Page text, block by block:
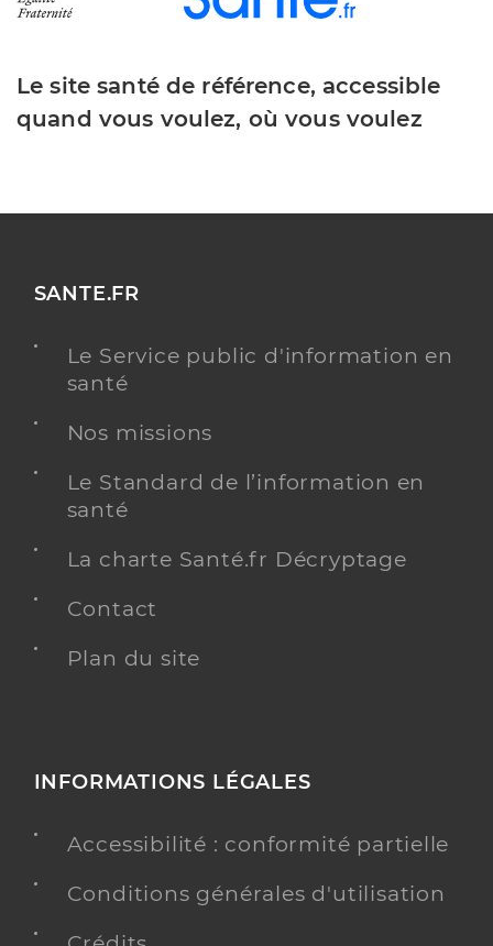
Le site santé de référence, accessible
quand vous voulez, où vous voulez
SANTE.FR
Le Service public d'information en
santé
Nos missions
Le Standard de l’information en
santé
La charte Santé.fr Décryptage
Contact
Plan du site
INFORMATIONS LÉGALES
Accessibilité : conformité partielle
Conditions générales d'utilisation